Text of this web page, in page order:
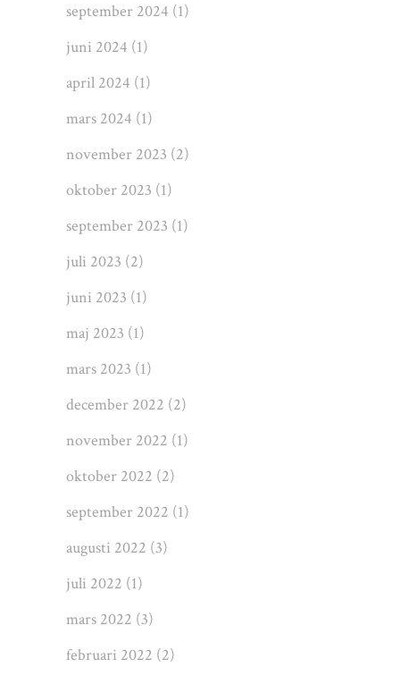
september 2024 (1)
juni 2024 (1)
april 2024 (1)
mars 2024 (1)
november 2023 (2)
oktober 2023 (1)
september 2023 (1)
juli 2023 (2)
juni 2023 (1)
maj 2023 (1)
mars 2023 (1)
december 2022 (2)
november 2022 (1)
oktober 2022 (2)
september 2022 (1)
augusti 2022 (3)
juli 2022 (1)
mars 2022 (3)
februari 2022 (2)